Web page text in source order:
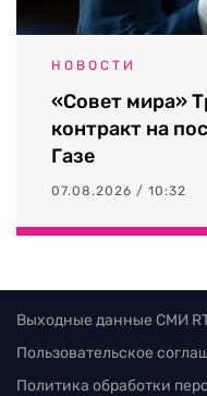
НОВОСТИ
«Совет мира»
контракт на
Газе
07.08.2026 / 10:32
Выходные данные СМИ
Пользовательское
Политика обработки